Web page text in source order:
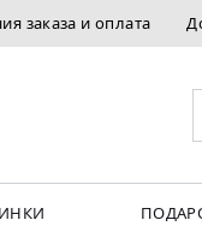
заказа и оплата